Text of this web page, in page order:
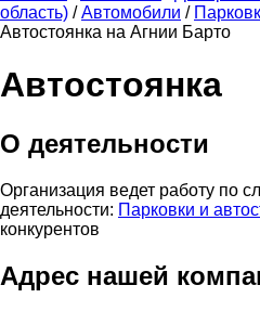
область) / Автомобили /
Автостоянка на Агнии Барто
Автостоянка
О деятельности
Организация ведет работу по
деятельности: Парковки и
конкурентов
Адрес нашей